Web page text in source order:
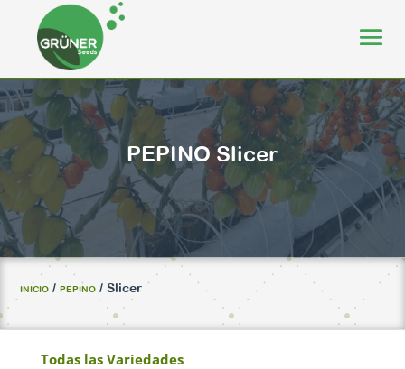
PEPINOSlicer
INICIO /PEPINO / Slicer
Todas las Variedades